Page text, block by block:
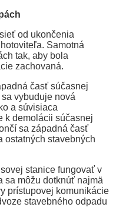
od ukončenia
Samotná
tak, aby bola
zachovaná.
časť súčasnej
vybuduje nová
a súvisiaca
k demolácii súčasnej
sa západná časť
ostatných stavebných
stanice fungovať v
sa môžu dotknúť najmä
prístupovej komunikácie
stavebného odpadu